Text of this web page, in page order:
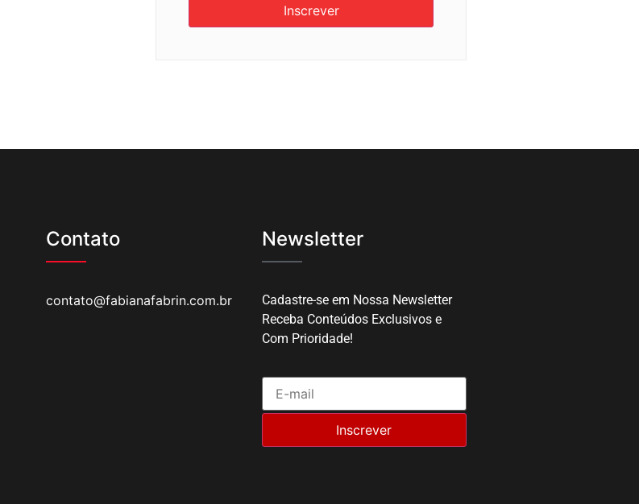
Inscrever
Contato
contato@fabianafabrin.com.br
Newsletter
Cadastre-se em Nossa Newsletter
Receba Conteúdos Exclusivos e
Com Prioridade!